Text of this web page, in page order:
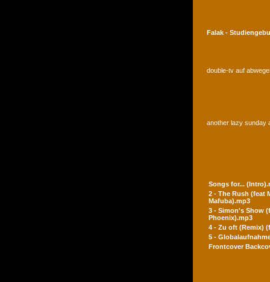
Falak -
double-tv auf
another lazy sunday
Songs for...
2 - The Rush (feat
Mafuba).mp3
3 - Simon's Show
Phoenix).mp3
4 - Zu oft (Remix)
5 -
Frontcover